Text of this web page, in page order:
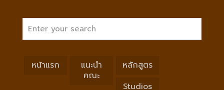
หน้าแรก
แนะนำ
คณะ
หลักสูตร
Studios